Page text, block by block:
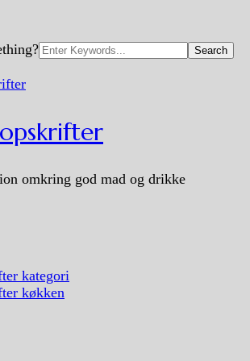
omkring god mad og drikke
kategori
køkken